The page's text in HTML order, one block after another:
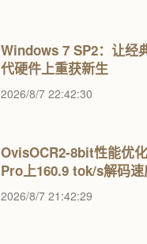
Windows 7 SP2：让经
代硬件上重获新生
2026/8/7 22:42:30
OvisOCR2-8bit性能优
Pro上160.9 tok/s解码
2026/8/7 21:42:29